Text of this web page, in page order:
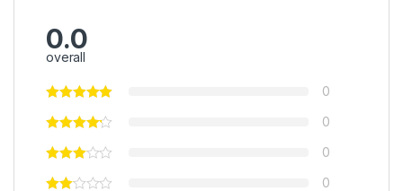
0.0
overall
0
0
0
0